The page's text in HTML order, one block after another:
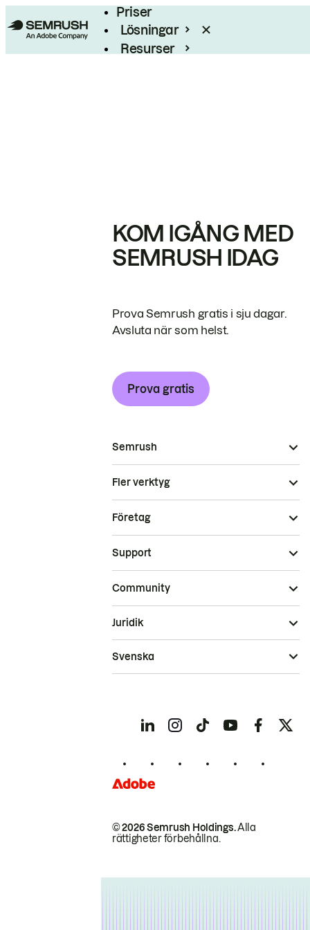
Priser
Lösningar
Resurser
KOM IGÅNG MED
SEMRUSH IDAG
Prova Semrush gratis i sju dagar.
Avsluta när som helst.
Prova gratis
Semrush
Fler verktyg
Företag
Support
Community
© 2026 Semrush Holdings.Alla
rättigheter förbehållna.
Juridik
Svenska